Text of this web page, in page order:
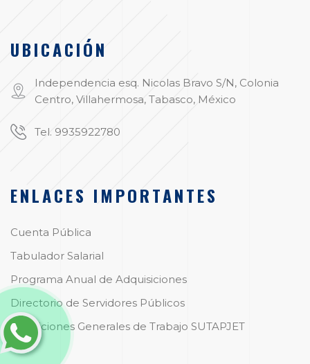
UBICACIÓN
Independencia esq. Nicolas Bravo S/N, Colonia
Centro, Villahermosa, Tabasco, México
Tel. 9935922780
ENLACES IMPORTANTES
Cuenta Pública
Tabulador Salarial
Programa Anual de Adquisiciones
Directorio de Servidores Públicos
Condiciones Generales de Trabajo SUTAPJET